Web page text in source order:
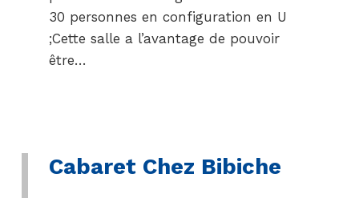
30 personnes en configuration en U
;Cette salle a l’avantage de pouvoir
être…
Cabaret Chez Bibiche